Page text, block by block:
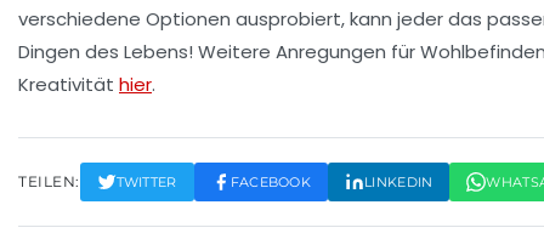
verschiedene Optionen ausprobiert, kann jeder das
Dingen des Lebens! Weitere Anregungen für
Kreativität hier.
TEILEN: TWITTER FACEBOOK LINKEDIN